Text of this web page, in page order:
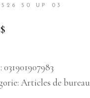
526 50 UP 03
$
031901907983
Articles de bureau